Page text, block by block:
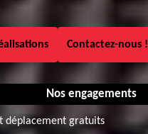
Contactez-nous !
Nos engagements
déplacement gratuits